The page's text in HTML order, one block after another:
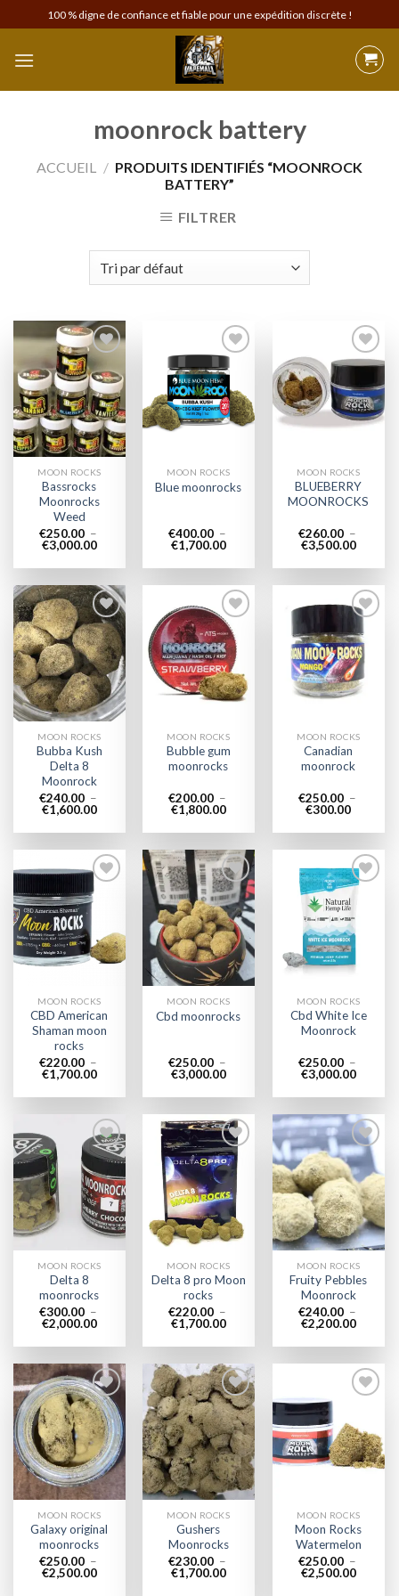
to
content
100 % digne de confiance et fiable pour une expédition discrète !
moonrock battery
ACCUEIL / PRODUITS IDENTIFIÉS “MOONROCK
BATTERY”
FILTRER
Add to
wishlist
MOON ROCKS
Bassrocks
Moonrocks
Weed
€250.00 –
€3,000.00Plage
prix :
à
€3,000.00
Add to
wishlist
MOON ROCKS
Blue moonrocks
€400.00 –
€1,700.00Plage
prix :
à
€1,700.00
Add to
wishlist
MOON ROCKS
BLUEBERRY
MOONROCKS
€260.00 –
€3,500.00Plage
prix :
à
Add to
wishlist
MOON ROCKS
Bubba Kush
Delta 8
Moonrock
€240.00 –
€1,600.00Plage
prix :
à
€1,600.00
Add to
wishlist
MOON ROCKS
Bubble gum
moonrocks
€200.00 –
€1,800.00Plage
prix :
à
€1,800.00
Add to
wishlist
MOON ROCKS
Canadian
moonrock
€250.00 –
€300.00Plage
prix :
à
€300.00
wishlist
MOON ROCKS
CBD American
Shaman moon
rocks
€220.00 –
€1,700.00Plage
prix :
à
€1,700.00
Add to
wishlist
MOON ROCKS
Cbd moonrocks
€250.00 –
€3,000.00Plage
prix :
à
€3,000.00
Add to
wishlist
MOON ROCKS
Cbd White Ice
Moonrock
€250.00 –
€3,000.00Plage
prix :
à
Add to
wishlist
MOON ROCKS
Delta 8
moonrocks
€300.00 –
€2,000.00Plage
prix :
à
€2,000.00
Add to
wishlist
MOON ROCKS
Delta 8 pro Moon
rocks
€220.00 –
€1,700.00Plage
prix :
à
€1,700.00
Add to
wishlist
MOON ROCKS
Fruity Pebbles
Moonrock
€240.00 –
€2,200.00Plage
prix :
à
Add to
wishlist
MOON ROCKS
Galaxy original
moonrocks
€250.00 –
€2,500.00Plage
Add to
wishlist
MOON ROCKS
Gushers
Moonrocks
€230.00 –
€1,700.00Plage
Add to
wishlist
MOON ROCKS
Moon Rocks
Watermelon
€250.00 –
€2,500.00Plage